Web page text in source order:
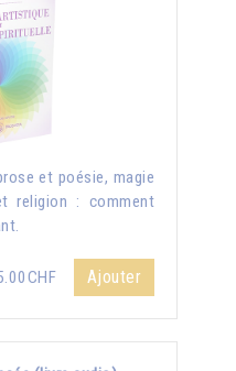
et poésie, magie
religion : comment
Ajouter